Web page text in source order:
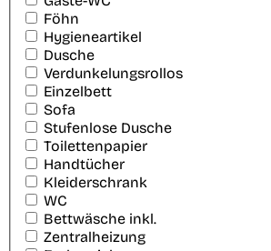
Föhn
Hygieneartikel
Dusche
Verdunkelungsrollos
Einzelbett
Sofa
Stufenlose Dusche
Toilettenpapier
Handtücher
Kleiderschrank
WC
Bettwäsche inkl.
Zentralheizung